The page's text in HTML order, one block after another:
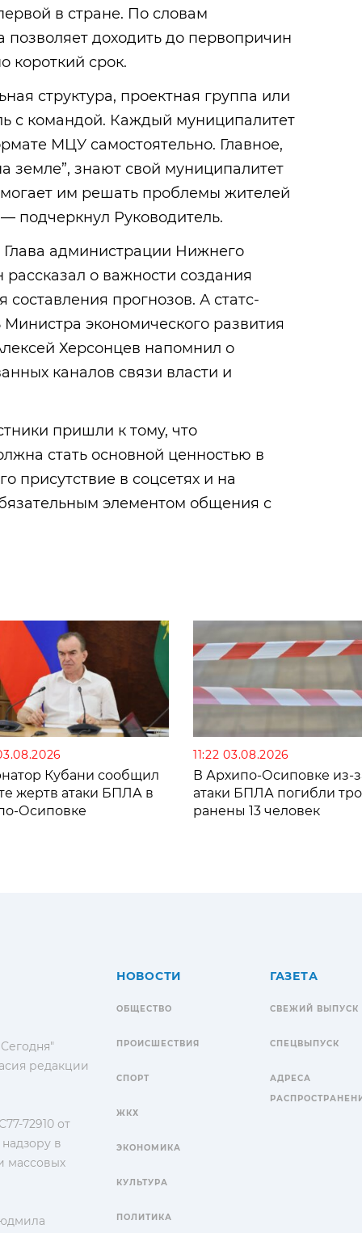
в стране. По словам
позволяет доходить до первопричин
короткий срок.
структура, проектная группа или
с командой. Каждый муниципалитет
МЦУ самостоятельно. Главное,
земле”, знают свой муниципалитет
им решать проблемы жителей
подчеркнул Руководитель.
администрации Нижнего
о важности создания
составления прогнозов. А статс-
экономического развития
Херсонцев напомнил о
каналов связи власти и
пришли к тому, что
стать основной ценностью в
присутствие в соцсетях и на
элементом общения с
Кубани сообщил
жертв атаки БПЛА в
Осиповке
11:22 03.08.2026
В Архипо-Осиповке из-
атаки БПЛА погибли
ранены 13 человек
редакции
72910 от
в
массовых
НОВОСТИ
ОБЩЕСТВО
ПРОИСШЕСТВИЯ
СПОРТ
ЖКХ
ЭКОНОМИКА
КУЛЬТУРА
ПОЛИТИКА
ГАЗЕТА
СВЕЖИЙ ВЫПУСК
СПЕЦВЫПУСК
АДРЕСА